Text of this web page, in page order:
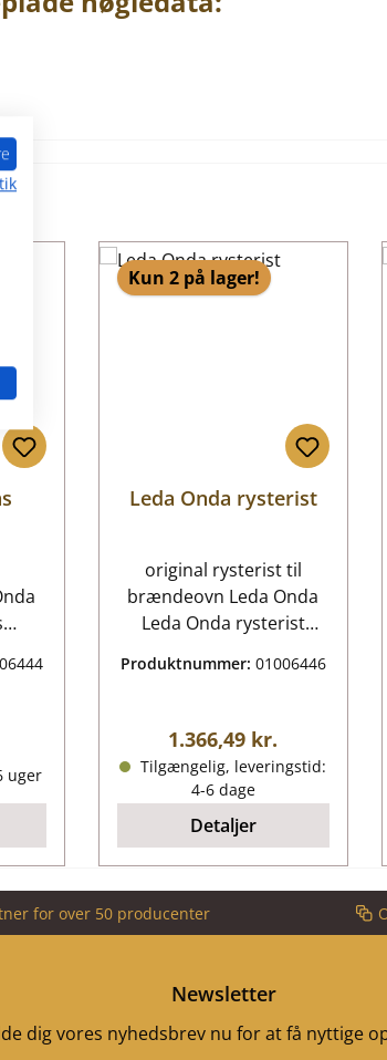
uger
Kun 2 på lager!
Leda Onda rysterist
original rysterist til
brændeovn Leda Onda
Leda Onda rysterist
støbejernsrist,
(B/L/H) 322 mm x 355
mm x 15 mm materiale
støbning position 1 i den
eksploderede visning
Produktnummer: 01006446
Almindelig pris:
1.366,49 kr.
Tilgængelig, leveringstid:
4-6 dage
Detaljer
for over 50 producenter
Newsletter
dig vores nyhedsbrev nu for at få nyttige